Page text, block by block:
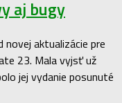
aj bugy
aktualizácie pre
23. Mala vyjsť už
jej vydanie posunuté